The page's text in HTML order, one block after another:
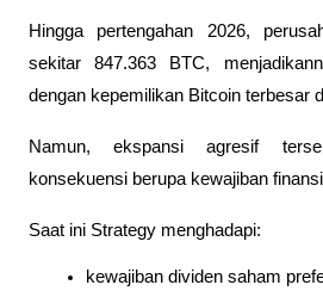
Hingga pertengahan 2026,
sekitar 847.363 BTC,
dengan kepemilikan Bitcoin terbesar
Namun, ekspansi agresif
konsekuensi berupa kewajiban
Saat ini Strategy menghadapi:
kewajiban dividen saham